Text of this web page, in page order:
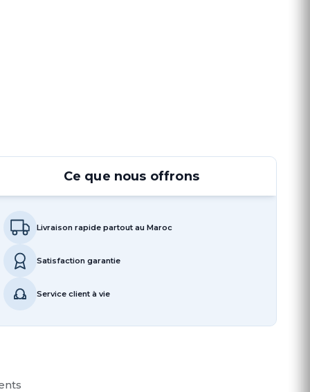
Ce que nous offrons
Livraison rapide partout au Maroc
Satisfaction garantie
Service client à vie